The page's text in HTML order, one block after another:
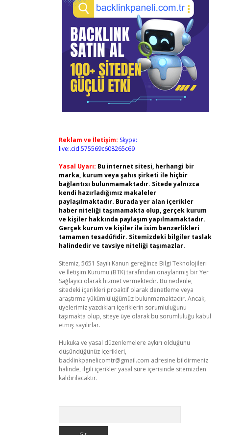
Reklam ve İletişim: Skype:
live:.cid.575569c608265c69
Yasal Uyarı: Bu internet sitesi, herhangi bir
marka, kurum veya şahıs şirketi ile hiçbir
bağlantısı bulunmamaktadır. Sitede yalnızca
kendi hazırladığımız makaleler
paylaşılmaktadır. Burada yer alan içerikler
haber niteliği taşımamakta olup, gerçek kurum
ve kişiler hakkında paylaşım yapılmamaktadır.
Gerçek kurum ve kişiler ile isim benzerlikleri
tamamen tesadüfidir. Sitemizdeki bilgiler taslak
halindedir ve tavsiye niteliği taşımazlar.
Sitemiz, 5651 Sayılı Kanun gereğince Bilgi Teknolojileri
ve İletişim Kurumu (BTK) tarafından onaylanmış bir Yer
Sağlayıcı olarak hizmet vermektedir. Bu nedenle,
sitedeki içerikleri proaktif olarak denetleme veya
araştırma yükümlülüğümüz bulunmamaktadır. Ancak,
üyelerimiz yazdıkları içeriklerin sorumluluğunu
taşımakta olup, siteye üye olarak bu sorumluluğu kabul
etmiş sayılırlar.
Hukuka ve yasal düzenlemelere aykırı olduğunu
düşündüğünüz içerikleri,
backlinkpanelicomtr@gmail.com adresine bildirmeniz
halinde, ilgili içerikler yasal süre içerisinde sitemizden
kaldırılacaktır.